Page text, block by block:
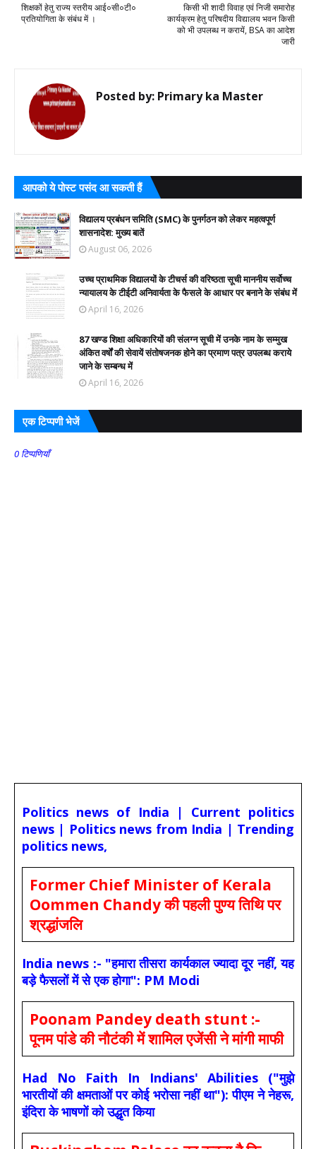
किसी भी शादी विवाह एवं निजी समारोह
कार्यक्रम हेतु परिषदीय विद्यालय भवन किसी
को भी उपलब्ध न करायें, BSA का आदेश
जारी
शिक्षकों हेतु राज्य स्तरीय आई०सी०टी०
प्रतियोगिता के संबंध में ।
Posted by: Primary ka Master
आपको ये पोस्ट पसंद आ सकती हैं
विद्यालय प्रबंधन समिति (SMC) के पुनर्गठन को लेकर महत्वपूर्ण
शासनादेश: मुख्य बातें
August 06, 2026
उच्च प्राथमिक विद्यालयों के टीचर्स की वरिष्ठता सूची माननीय सर्वोच्च
न्यायालय के टीईटी अनिवार्यता के फैसले के आधार पर बनाने के संबंध में
April 16, 2026
87 खण्ड शिक्षा अधिकारियों की संलग्न सूची में उनके नाम के सम्मुख
अंकित वर्षों की सेवायें संतोषजनक होने का प्रमाण पत्र उपलब्ध कराये
जाने के सम्बन्ध में
April 16, 2026
एक टिप्पणी भेजें
0 टिप्पणियाँ
Politics news of India | Current politics
news | Politics news from India | Trending
politics news,
Former Chief Minister of Kerala
Oommen Chandy की पहली पुण्य तिथि पर
श्रद्धांजलि
India news :- "हमारा तीसरा कार्यकाल ज्यादा दूर नहीं, यह
बड़े फैसलों में से एक होगा": PM Modi
Poonam Pandey death stunt :-
पूनम पांडे की नौटंकी में शामिल एजेंसी ने मांगी माफी
Had No Faith In Indians' Abilities ("मुझे
भारतीयों की क्षमताओं पर कोई भरोसा नहीं था"): पीएम ने नेहरू,
इंदिरा के भाषणों को उद्धृत किया